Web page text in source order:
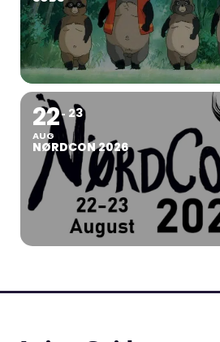
22
AUG
23
NØRDCON 2026